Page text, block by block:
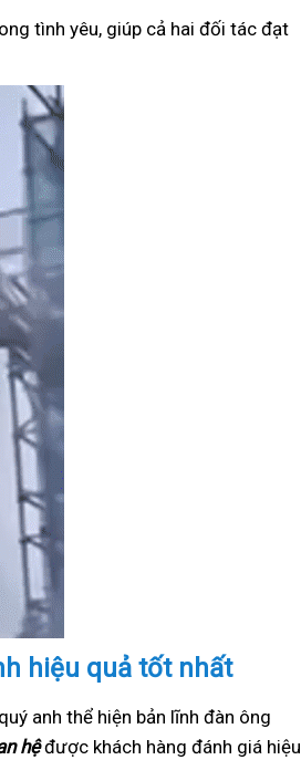
tình yêu, giúp cả hai đối tác đạt
hiệu quả tốt nhất
anh thể hiện bản lĩnh đàn ông
hệđược khách hàng đánh giá hiệu